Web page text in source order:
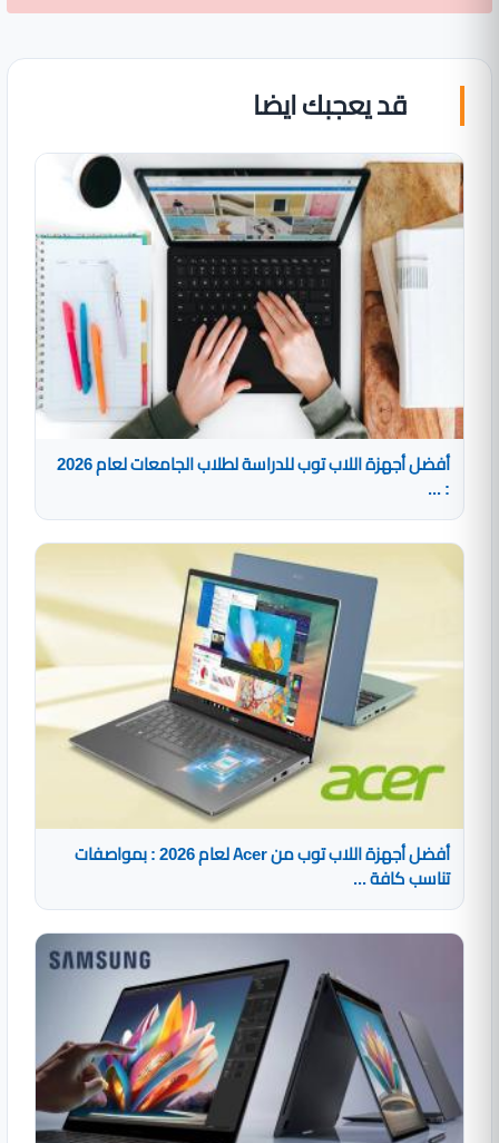
قد يعجبك ايضا
أفضل أجهزة اللاب توب للدراسة لطلاب الجامعات لعام 2026
: ...
أفضل أجهزة اللاب توب من Acer لعام 2026 : بمواصفات
تناسب كافة ...